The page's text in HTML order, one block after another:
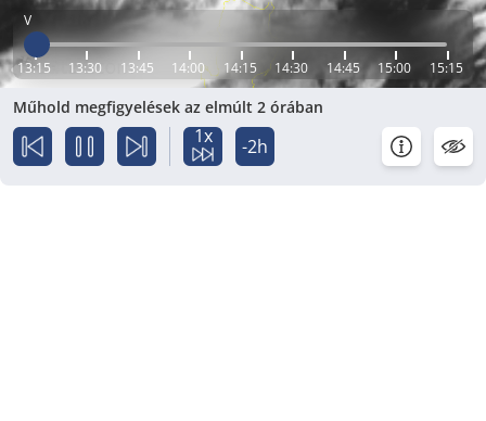
V
13:15 13:30 13:45 14:00 14:15 14:30 14:45 15:00 15:15
Műhold megfigyelések az elmúlt 2 órában
1x -2h